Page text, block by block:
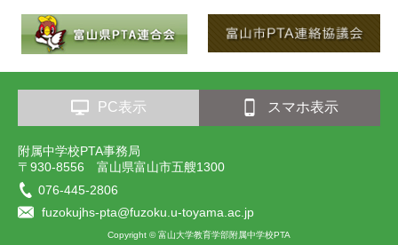
PC表示 スマホ表示
附属中学校PTA事務局
〒930-8556 富山県富山市五艘1300
076-445-2806
fuzokujhs-pta@fuzoku.u-toyama.ac.jp
Copyright © 富山大学教育学部附属中学校PTA